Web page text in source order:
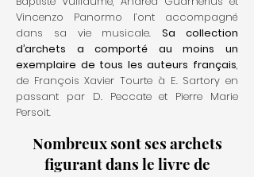
Vincenzo Panormo l’ont accompagné
dans sa vie musicale.Sa collection
d’archets a comporté au moins un
exemplaire de tous les auteurs français,
de François Xavier Tourte à E. Sartory en
passant par D. Peccate et Pierre Marie
Persoit.
Nombreux sont ses archets
figurant dans le livre de